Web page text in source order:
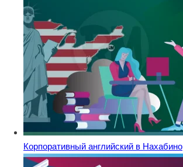
Корпоративный английский в Нахабино